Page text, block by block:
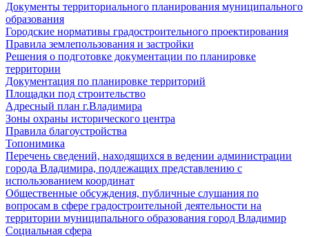
Документы территориального планирования муниципального
образования
Городские нормативы градостроительного проектирования
Правила землепользования и застройки
Решения о подготовке документации по планировке
территории
Документация по планировке территорий
Площадки под строительство
Адресный план г.Владимира
Зоны охраны исторического центра
Правила благоустройства
Топонимика
Перечень сведений, находящихся в ведении администрации
города Владимира, подлежащих представлению с
использованием координат
Общественные обсуждения, публичные слушания по
вопросам в сфере градостроительной деятельности на
территории муниципального образования город Владимир
Социальная сфера